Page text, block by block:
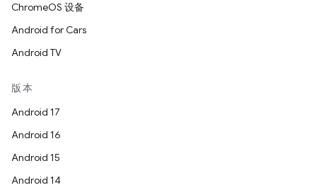
ChromeOS 设备
Android for Cars
Android TV
版本
Android 17
Android 16
Android 15
Android 14